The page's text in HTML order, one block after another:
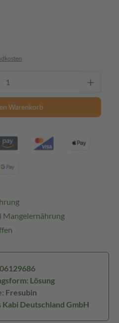
Warenkorb
Mangelernährung
Lösung
Fresubin
Deutschland GmbH